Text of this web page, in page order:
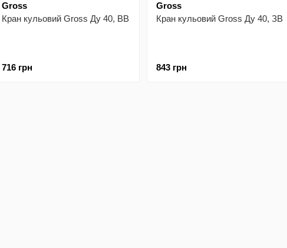
Gross
Кран кульовий Gross Ду 40, ВВ
716 грн
Gross
Кран кульовий Gross Ду 40, ЗВ
843 грн